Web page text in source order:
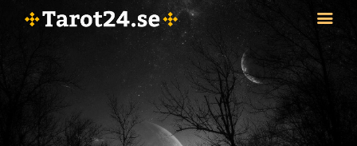
ASTROLOGI